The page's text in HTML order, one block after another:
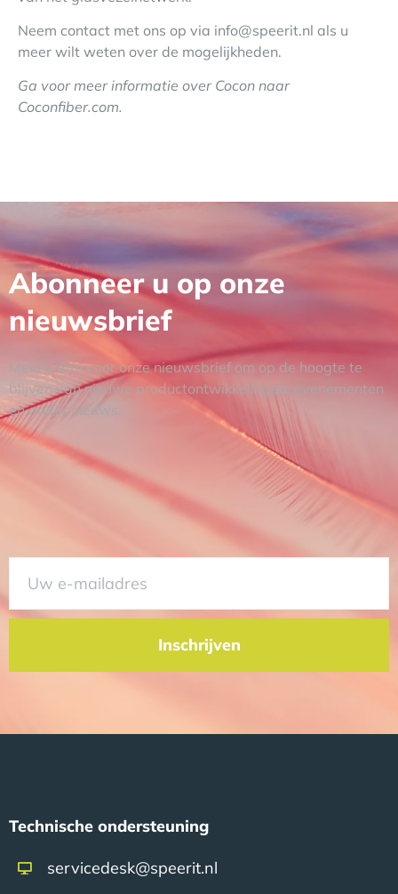
Neem contact met ons op via info@speerit.nl als u
meer wilt weten over de mogelijkheden.
Ga voor meer informatie over Cocon naar
Coconfiber.com.
Abonneer u op onze
nieuwsbrief
Meld u aan voor onze nieuwsbrief om op de hoogte te
blijven van nieuwe productontwikkelingen, evenementen
en ander nieuws.
Inschrijven
Technische ondersteuning
servicedesk@speerit.nl